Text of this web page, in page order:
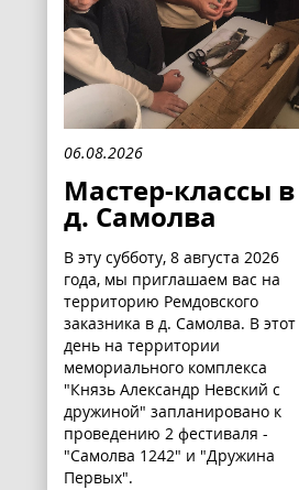
06.08.2026
Мастер-классы в
д. Самолва
В эту субботу, 8 августа 2026
года, мы приглашаем вас на
территорию Ремдовского
заказника в д. Самолва. В этот
день на территории
мемориального комплекса
"Князь Александр Невский с
дружиной" запланировано к
проведению 2 фестиваля -
"Самолва 1242" и "Дружина
Первых".